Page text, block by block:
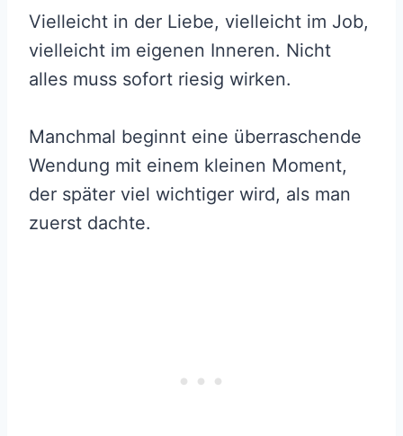
Vielleicht in der Liebe, vielleicht im Job,
vielleicht im eigenen Inneren. Nicht
alles muss sofort riesig wirken.
Manchmal beginnt eine überraschende
Wendung mit einem kleinen Moment,
der später viel wichtiger wird, als man
zuerst dachte.